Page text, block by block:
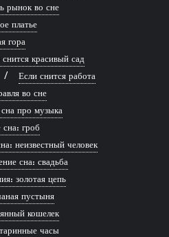
рынок во сне
платье
гора
красивый сад
Если снится работа
во сне
про музыка
сна: гроб
неизвестный человек
сна: свадьба
золотая цепь
пустыня
кошелек
часы